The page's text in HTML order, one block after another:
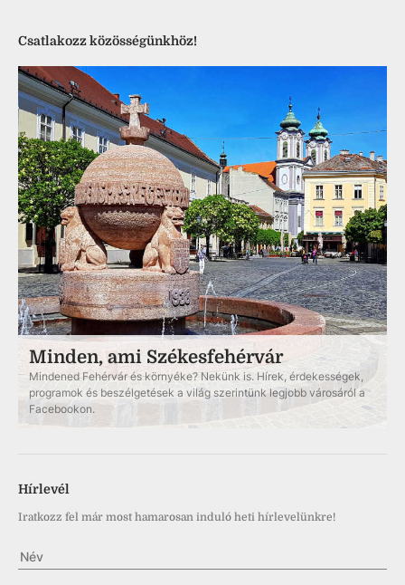
Csatlakozz közösségünkhöz!
Minden, ami Székesfehérvár
Mindened Fehérvár és környéke? Nekünk is. Hírek, érdekességek,
programok és beszélgetések a világ szerintünk legjobb városáról a
Facebookon.
Hírlevél
Iratkozz fel már most hamarosan induló heti hírlevelünkre!